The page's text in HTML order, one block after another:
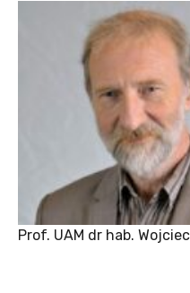
Prof. UAM dr hab.